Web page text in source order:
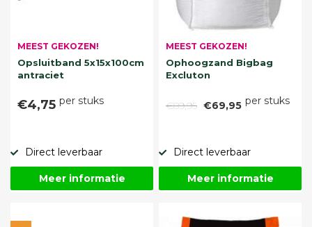
MEEST GEKOZEN!
Opsluitband 5x15x100cm
antraciet
€4,75 per stuks
Direct leverbaar
Meer informatie
MEEST GEKOZEN!
Ophoogzand Bigbag
Excluton
€89,95 €69,95 per stuks
Direct leverbaar
Meer informatie